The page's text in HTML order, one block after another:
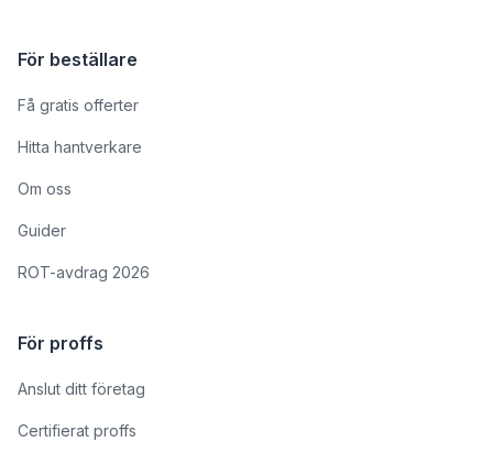
För beställare
Få gratis offerter
Hitta hantverkare
Om oss
Guider
ROT-avdrag 2026
För proffs
Anslut ditt företag
Certifierat proffs